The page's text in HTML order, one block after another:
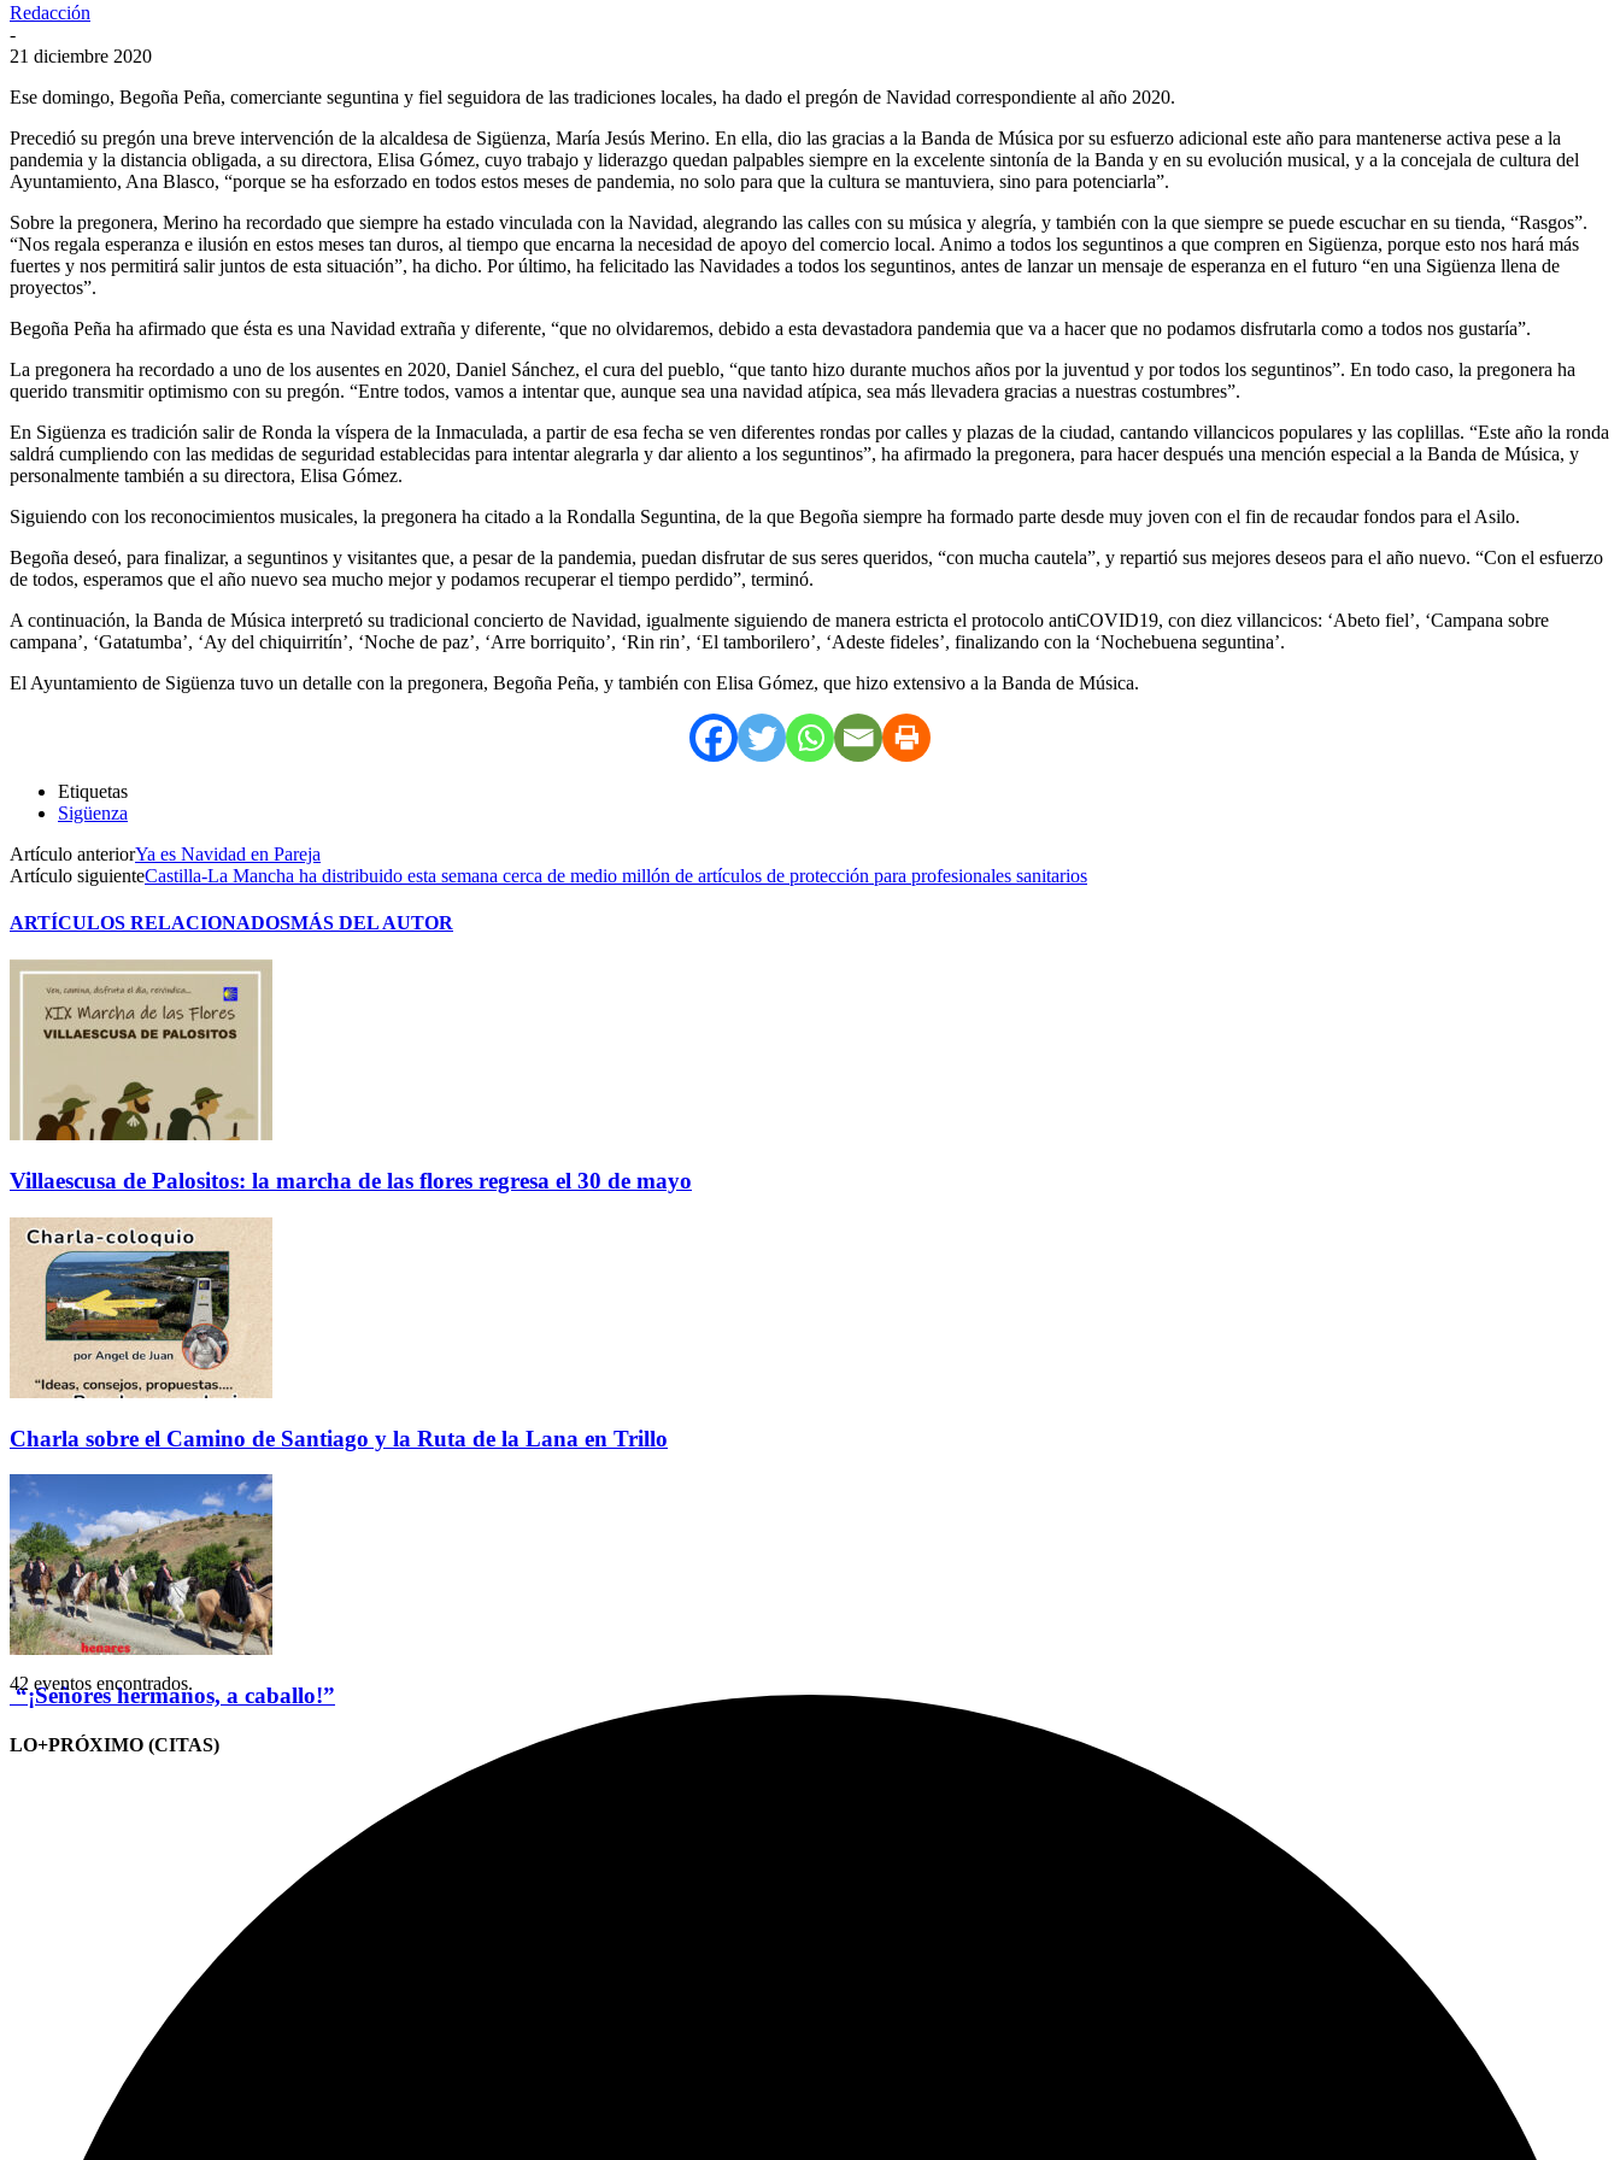
Redacción
-
21 diciembre 2020
Ese domingo, Begoña Peña, comerciante seguntina y fiel seguidora de las tradiciones locales, ha dado el pregón de Navidad correspondiente al año 2020.
Precedió su pregón una breve intervención de la alcaldesa de Sigüenza, María Jesús Merino. En ella, dio las gracias a la Banda de Música por su esfuerzo adicional este año para mantenerse activa pese a la
pandemia y la distancia obligada, a su directora, Elisa Gómez, cuyo trabajo y liderazgo quedan palpables siempre en la excelente sintonía de la Banda y en su evolución musical, y a la concejala de cultura del
Ayuntamiento, Ana Blasco, “porque se ha esforzado en todos estos meses de pandemia, no solo para que la cultura se mantuviera, sino para potenciarla”.
Sobre la pregonera, Merino ha recordado que siempre ha estado vinculada con la Navidad, alegrando las calles con su música y alegría, y también con la que siempre se puede escuchar en su tienda, “Rasgos”.
“Nos regala esperanza e ilusión en estos meses tan duros, al tiempo que encarna la necesidad de apoyo del comercio local. Animo a todos los seguntinos a que compren en Sigüenza, porque esto nos hará más
fuertes y nos permitirá salir juntos de esta situación”, ha dicho. Por último, ha felicitado las Navidades a todos los seguntinos, antes de lanzar un mensaje de esperanza en el futuro “en una Sigüenza llena de
proyectos”.
Begoña Peña ha afirmado que ésta es una Navidad extraña y diferente, “que no olvidaremos, debido a esta devastadora pandemia que va a hacer que no podamos disfrutarla como a todos nos gustaría”.
La pregonera ha recordado a uno de los ausentes en 2020, Daniel Sánchez, el cura del pueblo, “que tanto hizo durante muchos años por la juventud y por todos los seguntinos”. En todo caso, la pregonera ha
querido transmitir optimismo con su pregón. “Entre todos, vamos a intentar que, aunque sea una navidad atípica, sea más llevadera gracias a nuestras costumbres”.
En Sigüenza es tradición salir de Ronda la víspera de la Inmaculada, a partir de esa fecha se ven diferentes rondas por calles y plazas de la ciudad, cantando villancicos populares y las coplillas. “Este año la ronda
saldrá cumpliendo con las medidas de seguridad establecidas para intentar alegrarla y dar aliento a los seguntinos”, ha afirmado la pregonera, para hacer después una mención especial a la Banda de Música, y
personalmente también a su directora, Elisa Gómez.
Siguiendo con los reconocimientos musicales, la pregonera ha citado a la Rondalla Seguntina, de la que Begoña siempre ha formado parte desde muy joven con el fin de recaudar fondos para el Asilo.
Begoña deseó, para finalizar, a seguntinos y visitantes que, a pesar de la pandemia, puedan disfrutar de sus seres queridos, “con mucha cautela”, y repartió sus mejores deseos para el año nuevo. “Con el esfuerzo
de todos, esperamos que el año nuevo sea mucho mejor y podamos recuperar el tiempo perdido”, terminó.
A continuación, la Banda de Música interpretó su tradicional concierto de Navidad, igualmente siguiendo de manera estricta el protocolo antiCOVID19, con diez villancicos: ‘Abeto fiel’, ‘Campana sobre
campana’, ‘Gatatumba’, ‘Ay del chiquirritín’, ‘Noche de paz’, ‘Arre borriquito’, ‘Rin rin’, ‘El tamborilero’, ‘Adeste fideles’, finalizando con la ‘Nochebuena seguntina’.
El Ayuntamiento de Sigüenza tuvo un detalle con la pregonera, Begoña Peña, y también con Elisa Gómez, que hizo extensivo a la Banda de Música.
Etiquetas
Sigüenza
Artículo anteriorYa es Navidad en Pareja
Artículo siguienteCastilla-La Mancha ha distribuido esta semana cerca de medio millón de artículos de protección para profesionales sanitarios
ARTÍCULOS RELACIONADOSMÁS DEL AUTOR
Villaescusa de Palositos: la marcha de las flores regresa el 30 de mayo
Charla sobre el Camino de Santiago y la Ruta de la Lana en Trillo
“¡Señores hermanos, a caballo!”
LO+PRÓXIMO (CITAS)
42 eventos encontrados.